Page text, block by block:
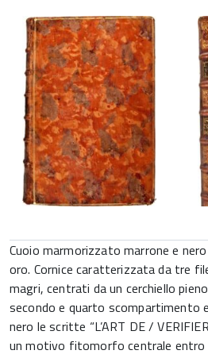
Cuoio marmorizzato marrone e
oro. Cornice caratterizzata da tre
magri, centrati da un cerchiello
secondo e quarto scompartimento
nero le scritte “L’ART DE /
un motivo fitomorfo centrale